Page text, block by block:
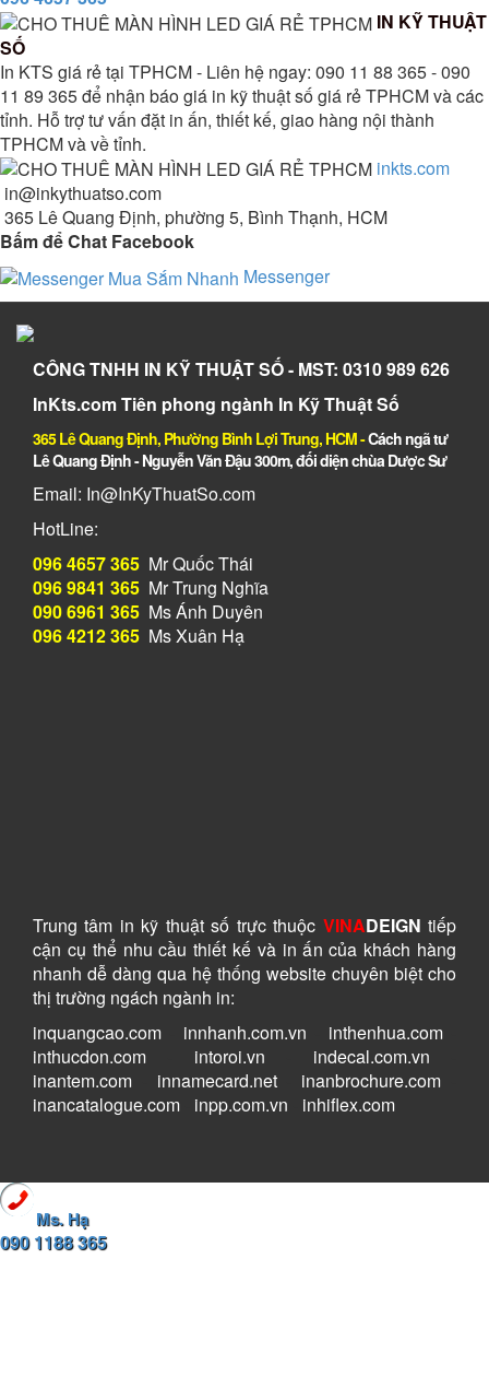
IN KỸ THUẬT
SỐ
In KTS giá rẻ tại TPHCM - Liên hệ ngay: 090 11 88 365 - 090
11 89 365 để nhận báo giá in kỹ thuật số giá rẻ TPHCM và các
tỉnh. Hỗ trợ tư vấn đặt in ấn, thiết kế, giao hàng nội thành
TPHCM và về tỉnh.
inkts.com
in@inkythuatso.com
365 Lê Quang Định, phường 5, Bình Thạnh, HCM
Bấm để Chat Facebook
Messenger
CÔNG TNHH IN KỸ THUẬT SỐ - MST: 0310 989 626
InKts.com Tiên phong ngành In Kỹ Thuật Số
365 Lê Quang Định, Phường Bình Lợi Trung, HCM-Cách ngã tư
Lê Quang Định - Nguyễn Văn Đậu 300m, đối diện chùa Dược Sư
Email: In@InKyThuatSo.com
HotLine:
096 4657 365 Mr Quốc Thái
096 9841 365 Mr Trung Nghĩa
090 6961 365 Ms Ánh Duyên
096 4212 365 Ms Xuân Hạ
Trung tâm in kỹ thuật số trực thuộc VINADEIGN tiếp
cận cụ thể nhu cầu thiết kế và in ấn của khách hàng
nhanh dễ dàng qua hệ thống website chuyên biệt cho
thị trường ngách ngành in:
inquangcao.com
innhanh.com.vn inthenhua.com-
inthucdon.com
intoroi.vn indecal.com.vn
inantem.com
innamecard.net- inanbrochure.com
inancatalogue.com
inpp.com.vn inhiflex.com
Ms. Hạ
090 1188 365